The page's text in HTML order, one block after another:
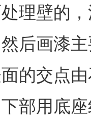
理壁的
后画漆
的交点
部用底